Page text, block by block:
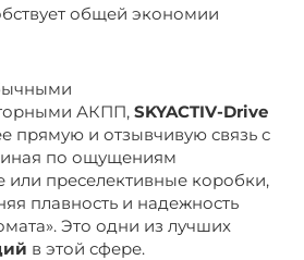
общей экономии
АКПП, SKYACTIV-Drive
прямую и отзывчивую связь с
по ощущениям
или преселективные коробки,
плавность и надежность
Это одни из лучших
в этой сфере.